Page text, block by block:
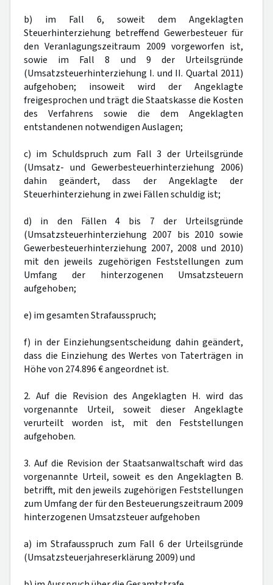
b) im Fall 6, soweit dem Angeklagten
Steuerhinterziehung betreffend Gewerbesteuer für
den Veranlagungszeitraum 2009 vorgeworfen ist,
sowie im Fall 8 und 9 der Urteilsgründe
(Umsatzsteuerhinterziehung I. und II. Quartal 2011)
aufgehoben; insoweit wird der Angeklagte
freigesprochen und trägt die Staatskasse die Kosten
des Verfahrens sowie die dem Angeklagten
entstandenen notwendigen Auslagen;
c) im Schuldspruch zum Fall 3 der Urteilsgründe
(Umsatz- und Gewerbesteuerhinterziehung 2006)
dahin geändert, dass der Angeklagte der
Steuerhinterziehung in zwei Fällen schuldig ist;
d) in den Fällen 4 bis 7 der Urteilsgründe
(Umsatzsteuerhinterziehung 2007 bis 2010 sowie
Gewerbesteuerhinterziehung 2007, 2008 und 2010)
mit den jeweils zugehörigen Feststellungen zum
Umfang der hinterzogenen Umsatzsteuern
aufgehoben;
e) im gesamten Strafausspruch;
f) in der Einziehungsentscheidung dahin geändert,
dass die Einziehung des Wertes von Taterträgen in
Höhe von 274.896 € angeordnet ist.
2. Auf die Revision des Angeklagten H. wird das
vorgenannte Urteil, soweit dieser Angeklagte
verurteilt worden ist, mit den Feststellungen
aufgehoben.
3. Auf die Revision der Staatsanwaltschaft wird das
vorgenannte Urteil, soweit es den Angeklagten B.
betrifft, mit den jeweils zugehörigen Feststellungen
zum Umfang der für den Besteuerungszeitraum 2009
hinterzogenen Umsatzsteuer aufgehoben
a) im Strafausspruch zum Fall 6 der Urteilsgründe
(Umsatzsteuerjahreserklärung 2009) und